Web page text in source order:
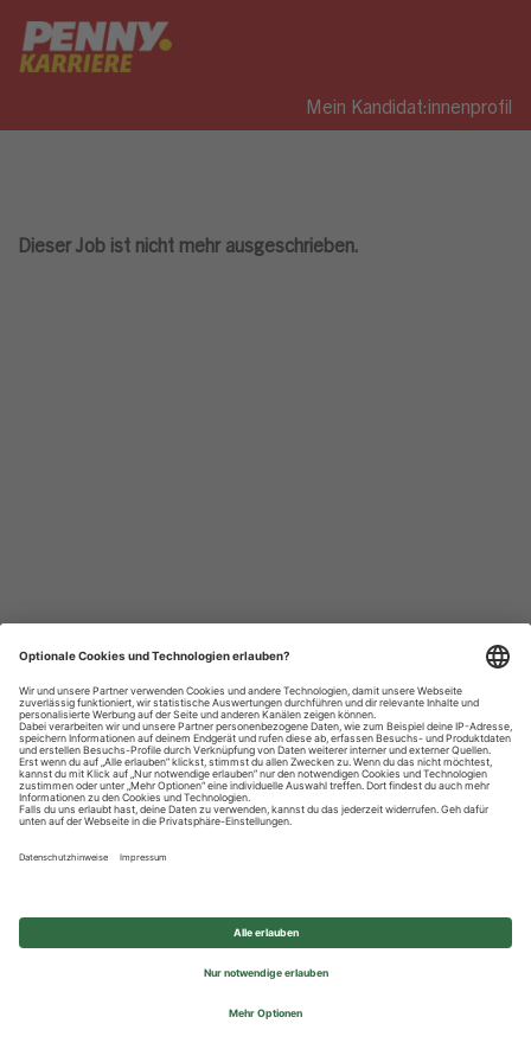
Mein Kandidat:innenprofil
Dieser Job ist nicht mehr ausgeschrieben.
Datenschutzhinweise
Impressum
Privatsphäre-Einstellungen
© 2026 REWE Group - All rights reserved